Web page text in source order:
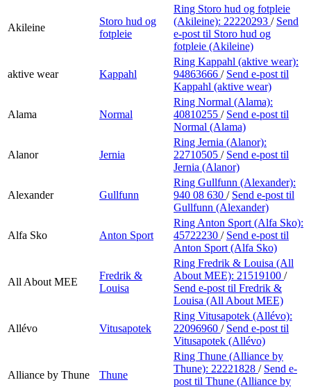
Akileine
Storo hud og
fotpleie
Ring Storo hud og fotpleie
(Akileine): 22220293 / Send
e-post til Storo hud og
fotpleie (Akileine)
aktive wear Kappahl
Ring Kappahl (aktive wear):
94863666 / Send e-post til
Kappahl (aktive wear)
Alama Normal
Ring Normal (Alama):
40810255 / Send e-post til
Normal (Alama)
Alanor Jernia
Ring Jernia (Alanor):
22710505 / Send e-post til
Jernia (Alanor)
Alexander Gullfunn
Ring Gullfunn (Alexander):
940 08 630 / Send e-post til
Gullfunn (Alexander)
Alfa Sko Anton Sport
Ring Anton Sport (Alfa Sko):
45722230 / Send e-post til
Anton Sport (Alfa Sko)
All About MEE
Fredrik &
Louisa
Ring Fredrik & Louisa (All
About MEE): 21519100 /
Send e-post til Fredrik &
Louisa (All About MEE)
Allévo Vitusapotek
Ring Vitusapotek (Allévo):
22096960 / Send e-post til
Vitusapotek (Allévo)
Alliance by Thune Thune
Ring Thune (Alliance by
Thune): 22221828 / Send e-
post til Thune (Alliance by